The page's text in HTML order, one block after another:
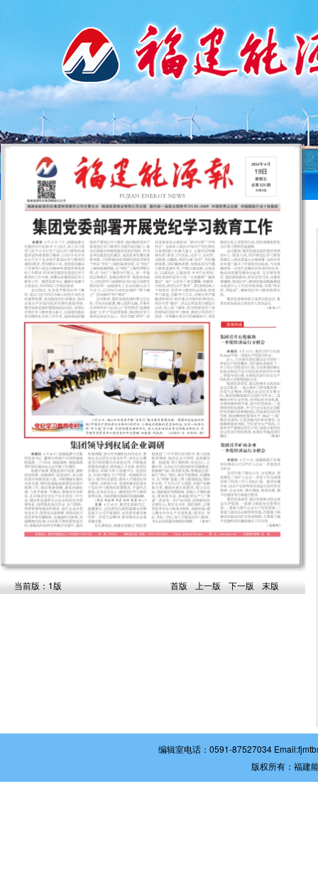
当前版：1版 首版 上一版 下一版 末版
编辑室电话：0591-87527034
版权所有：福建